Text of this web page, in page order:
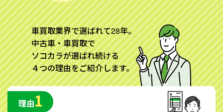
車買取業界で選ばれて28年。
中古車・車買取で
ソコカラが選ばれ続ける
４つの理由をご紹介します。
理由1